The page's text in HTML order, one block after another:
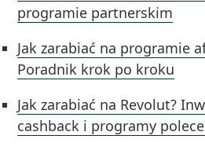
programie partnerskim
Jak zarabiać na programie
Poradnik krok po kroku
Jak zarabiać na Revolut?
cashback i programy